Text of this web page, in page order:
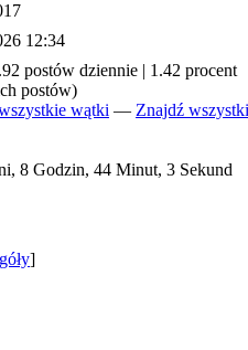
12:34
postów dziennie | 1.42 procent
postów)
wątki — Znajdź
8 Godzin, 44 Minut, 3 Sekund
]